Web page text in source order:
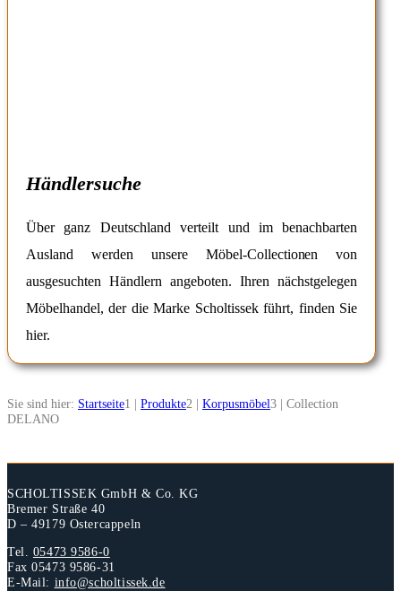
Händlersuche
Über ganz Deutschland verteilt und im benachbarten
Ausland werden unsere Möbel-Collectionen von
ausgesuchten Händlern angeboten. Ihren nächstgelegen
Möbelhandel, der die Marke Scholtissek führt, finden Sie
hier.
Sie sind hier: Startseite1 | Produkte2 | Korpusmöbel3 | Collection
DELANO
SCHOLTISSEK GmbH & Co. KG
Bremer Straße 40
D – 49179 Ostercappeln
Tel. 05473 9586-0
Fax 05473 9586-31
E-Mail: info@scholtissek.de